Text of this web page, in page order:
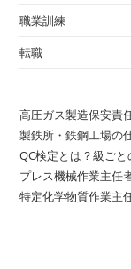
職業訓練
転職
高圧ガス製造保安責
製鉄所・鉄鋼工場の
QC検定とは？級ご
プレス機械作業主任
特定化学物質作業主